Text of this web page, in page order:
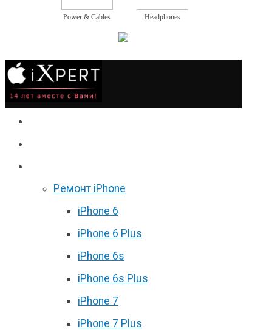
Power & Cables Headphones
Ремонт iPhone
iPhone 6
iPhone 6 Plus
iPhone 6s
iPhone 6s Plus
iPhone 7
iPhone 7 Plus